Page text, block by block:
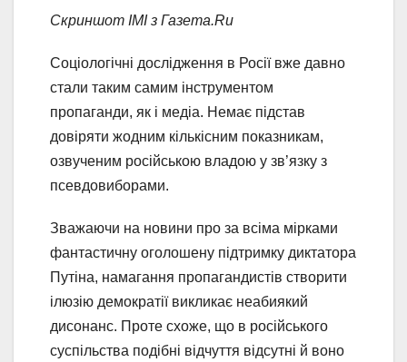
Скриншот ІМІ з Газета.Ru
Соціологічні дослідження в Росії вже давно
стали таким самим інструментом
пропаганди, як і медіа. Немає підстав
довіряти жодним кількісним показникам,
озвученим російською владою у зв’язку з
псевдовиборами.
Зважаючи на новини про за всіма мірками
фантастичну оголошену підтримку диктатора
Путіна, намагання пропагандистів створити
ілюзію демократії викликає неабиякий
дисонанс. Проте схоже, що в російського
суспільства подібні відчуття відсутні й воно